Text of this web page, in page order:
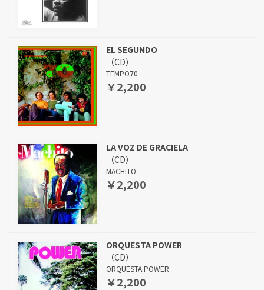
EL SEGUNDO
（CD）
TEMPO70
￥2,200
LA VOZ DE GRACIELA
（CD）
MACHITO
￥2,200
ORQUESTA POWER
（CD）
ORQUESTA POWER
￥2,200